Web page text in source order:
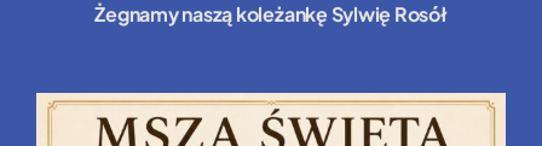
Żegnamy naszą koleżankę Sylwię Rosół